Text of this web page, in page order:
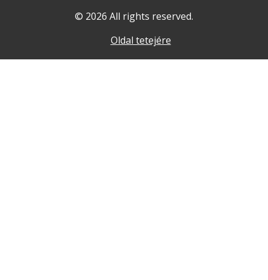
© 2026 All rights reserved.
Oldal tetejére